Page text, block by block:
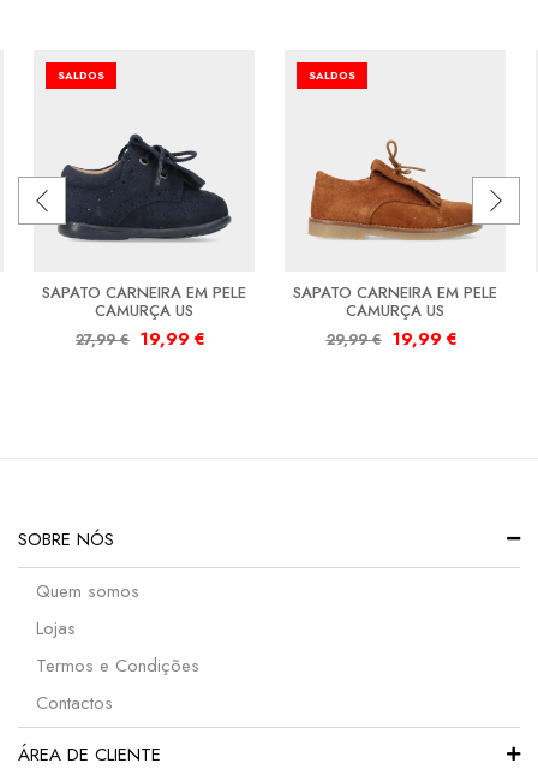
SALDOS
SAPATO CARNEIRA EM PELE
CAMURÇA US
27,99€ 19,99 €
SALDOS
SAPATO CARNEIRA EM PELE
CAMURÇA US
29,99€ 19,99 €
SOBRE NÓS
Quem somos
Lojas
Termos e Condições
Contactos
ÁREA DE CLIENTE